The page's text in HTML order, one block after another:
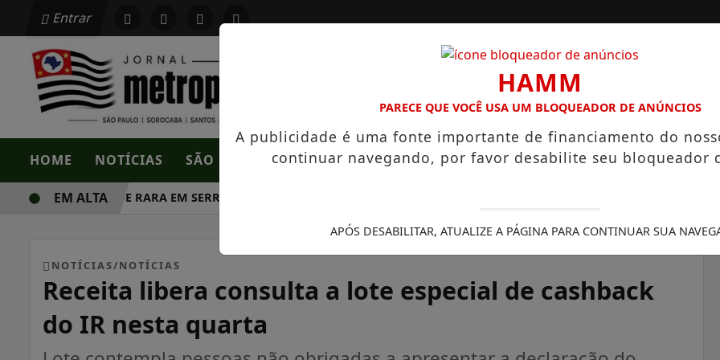
Entrar
HOME NOTÍCIAS SÃO PAULO SOROCABA SANTOS CAMPINAS LITORAL PAULISTA
OPORTUNIDADE RARA EM SERRA NEGRA: FAZENDA COM 488 HECTARES UNE ALTA PRODUTIVIDADE E CHARME COLONIAL
EM ALTA
NOTÍCIAS/NOTÍCIAS
Receita libera consulta a lote especial de cashback
do IR nesta quarta
HAMM
PARECE QUE VOCÊ USA UM BLOQUEADOR DE ANÚNCIOS
A publicidade é uma fonte importante de financiamento do
continuar navegando, por favor desabilite seu bloqueador
APÓS DESABILITAR, ATUALIZE A PÁGINA PARA CONTINUAR SUA